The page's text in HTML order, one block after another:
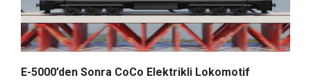
E-5000’den Sonra CoCo Elektrikli Lokomotif